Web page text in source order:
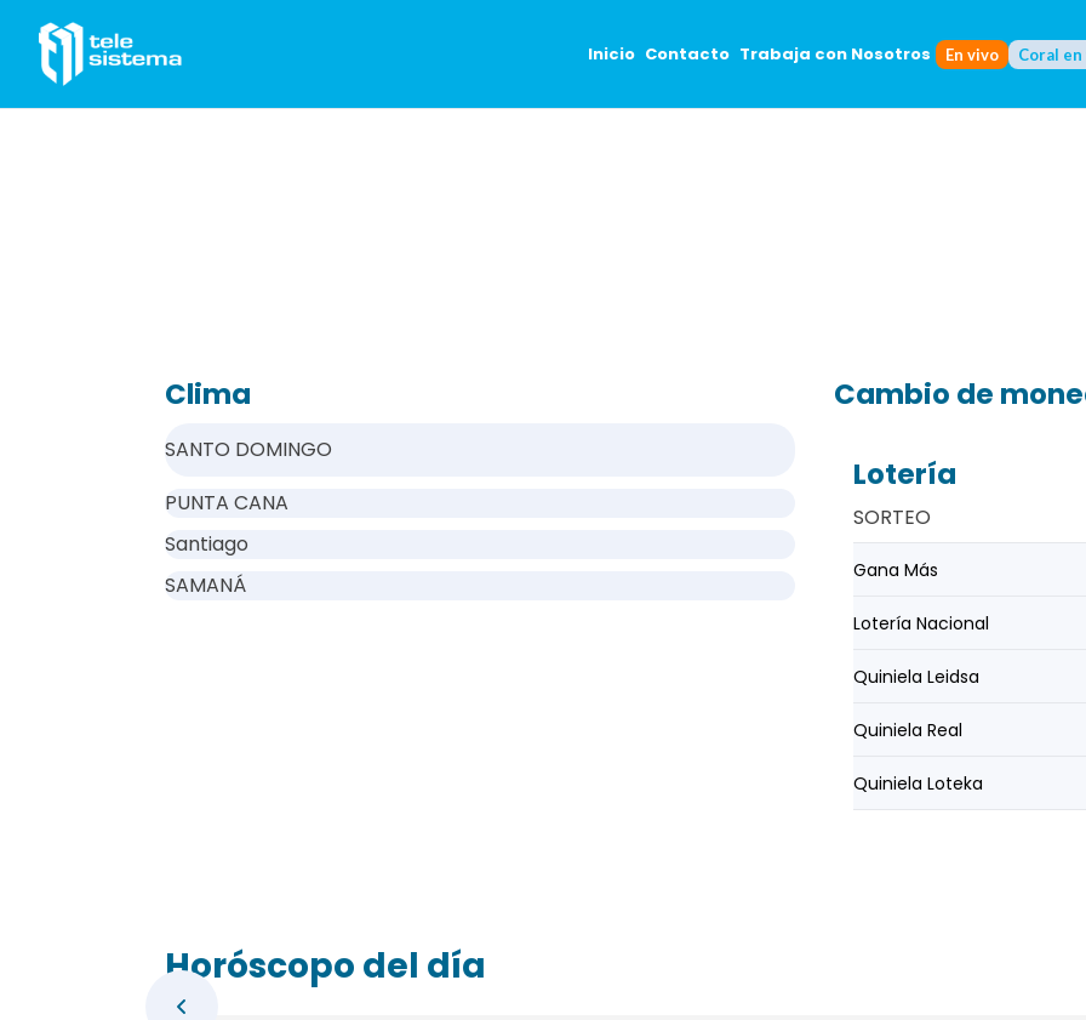
Inicio Contacto Trabaja con Nosotros En vivo Coral
Clima
SANTO DOMINGO
PUNTA CANA
Santiago
SAMANÁ
Cambio de
Lotería
SORTEO
Gana Más
Lotería Nacional
Quiniela Leidsa
Quiniela Real
Quiniela Loteka
Horóscopo del día